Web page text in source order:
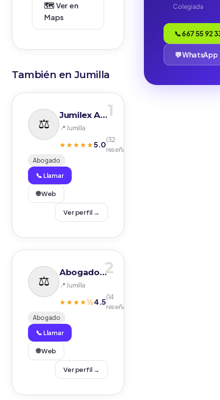
🗺️ Ver en
Maps
También en Jumilla
1
Jumilex Abogados
📍 Jumilla
★★★★★5.0(32
reseñas)
Abogado
📞 Llamar
🌐 Web
Ver perfil →
2
Abogado José Martínez Verdú
📍 Jumilla
★★★★½4.5(14
reseñas)
Abogado
📞 Llamar
🌐 Web
Ver perfil →
Colegiada
📞 667 55 92
💬 WhatsApp